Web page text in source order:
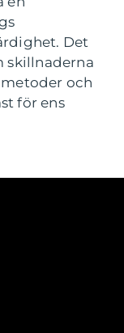
Det
skillnaderna
och
för ens